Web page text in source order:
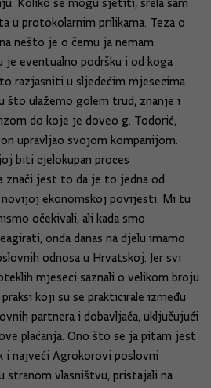
Koliko se mogu sjetiti, srela sam
u protokolarnim prilikama. Teza o
nešto je o čemu ja nemam
je eventualno podršku i od koga
razjasniti u sljedećim mjesecima.
što ulažemo golem trud, znanje i
do koje je doveo g. Todorić,
upravljao svojom kompanijom.
biti cjelokupan proces
znači jest to da je to jedna od
ekonomskoj povijesti. Mi tu
očekivali, ali kada smo
onda danas na djelu imamo
odnosa u Hrvatskoj. Jer svi
mjeseci saznali o velikom broju
koji su se prakticirale između
partnera i dobavljača, uključujući
plaćanja. Ono što se ja pitam jest
i najveći Agrokorovi poslovni
stranom vlasništvu, pristajali na